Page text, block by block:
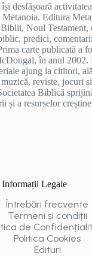
desfășoară
Editura
Noul Testament,
predici,
carte publicată a
în anul 2002.
ajung la cititori,
reviste, jocuri
Biblică
și a resurselor
Informații Legale
Întrebări frecvente
Termeni și condiții
de
Politica Cookies
Edituri